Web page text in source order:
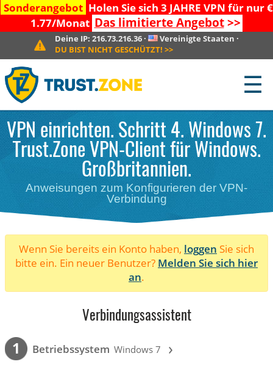
Sonderangebot Holen Sie sich 3 JAHRE VPN für nur €
1.77/Monat Das limitierte Angebot>>
Deine IP:216.73.216.36 · Vereinigte Staaten ·
DU BIST NICHT GESCHÜTZT! >>
☰
VPN einrichten. Schritt 4. Windows 7.
Trust.Zone VPN-Client für Windows.
Großbritannien.
Anweisungen zum Konfigurieren der VPN-
Verbindung
Wenn Sie bereits ein Konto haben, loggen Sie sich
bitte ein. Ein neuer Benutzer? Melden Sie sich hier
an.
Verbindungsassistent
1 Betriebssystem Windows 7 ›